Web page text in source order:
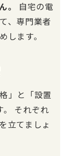
。
自宅の電
、専門業者
します。
」と「設置
。 それぞれ
立てましょ